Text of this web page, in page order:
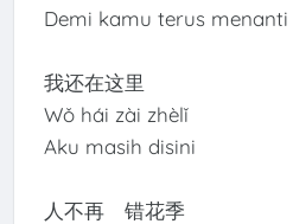
Demi kamu terus menanti
我还在这里
Wǒ hái zài zhèlǐ
Aku masih disini
人不再 错花季